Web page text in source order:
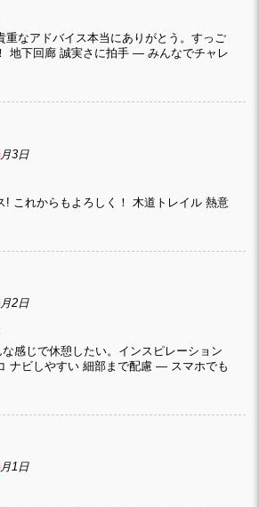
重なアドバイス本当にありがとう。すっご
地下回廊 誠実さに拍手 — みんなでチャレ
3日
! これからもよろしく！ 木道トレイル 熱意
2日
感じで休憩したい。インスピレーション
ナビしやすい 細部まで配慮 — スマホでも
1日